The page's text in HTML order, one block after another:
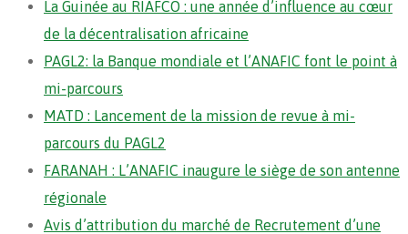
La Guinée au RIAFCO : une année d’influence au cœur
de la décentralisation africaine
PAGL2: la Banque mondiale et l’ANAFIC font le point à
mi-parcours
MATD : Lancement de la mission de revue à mi-
parcours du PAGL2
FARANAH : L’ANAFIC inaugure le siège de son antenne
régionale
Avis d’attribution du marché de Recrutement d’une